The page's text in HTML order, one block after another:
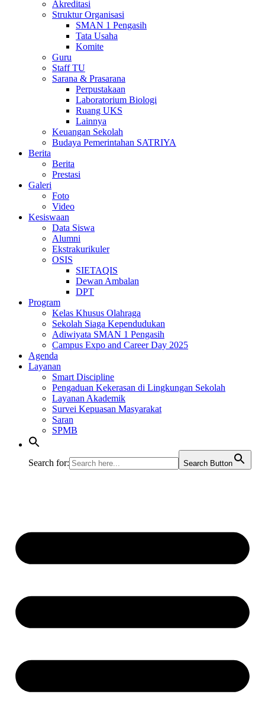
Akreditasi
Struktur Organisasi
SMAN 1 Pengasih
Tata Usaha
Komite
Guru
Staff TU
Sarana & Prasarana
Perpustakaan
Laboratorium Biologi
Ruang UKS
Lainnya
Keuangan Sekolah
Budaya Pemerintahan SATRIYA
Berita
Berita
Prestasi
Galeri
Foto
Video
Kesiswaan
Data Siswa
Alumni
Ekstrakurikuler
OSIS
SIETAQIS
Dewan Ambalan
DPT
Program
Kelas Khusus Olahraga
Sekolah Siaga Kependudukan
Adiwiyata SMAN 1 Pengasih
Campus Expo and Career Day 2025
Agenda
Layanan
Smart Discipline
Pengaduan Kekerasan di Lingkungan Sekolah
Layanan Akademik
Survei Kepuasan Masyarakat
Saran
SPMB
Search for: Search Button